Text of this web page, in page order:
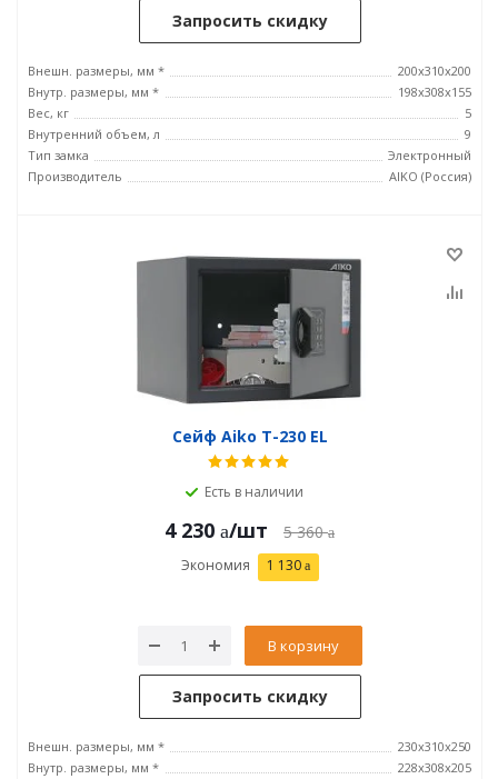
Запросить скидку
Внешн. размеры, мм *
200x310x200
Внутр. размеры, мм *
198x308x155
Вес, кг
5
Внутренний объем, л
9
Тип замка
Электронный
Производитель
AIKO (Россия)
Сейф Aiko T-230 EL
Есть в наличии
4 230 /шт 5 360
Экономия 1 130
В корзину
Запросить скидку
Внешн. размеры, мм *
230x310x250
Внутр. размеры, мм *
228x308x205